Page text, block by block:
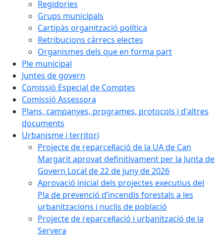
Regidories
Grups municipals
Cartipàs organització política
Retribucions càrrecs electes
Organismes dels que en forma part
Ple municipal
Juntes de govern
Comissió Especial de Comptes
Comissió Assessora
Plans, campanyes, programes, protocols i d'altres
documents
Urbanisme i territori
Projecte de reparcel·lació de la UA de Can
Margarit aprovat definitivament per la Junta de
Govern Local de 22 de juny de 2026
Aprovació inicial dels projectes executius del
Pla de prevenció d’incendis forestals a les
urbanitzacions i nuclis de població
Projecte de reparcel·lació i urbanització de la
Servera